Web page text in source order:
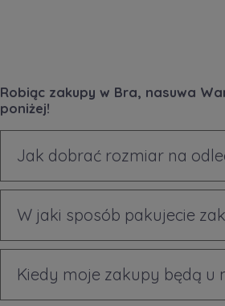
Robiąc zakupy w Bra, nasuwa
poniżej!
Jak dobrać rozmiar na
W jaki sposób pakujecie
Kiedy moje zakupy będą u